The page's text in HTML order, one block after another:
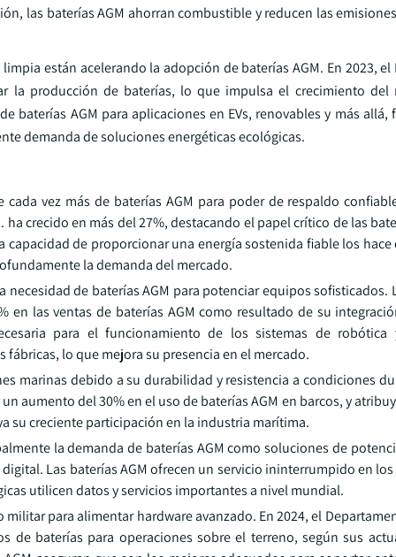
las baterías AGM ahorran combustible y reducen las
están acelerando la adopción de baterías AGM. En 2023,
la producción de baterías, lo que impulsa el crecimiento del
baterías AGM para aplicaciones en EVs, renovables y más
demanda de soluciones energéticas ecológicas.
vez más de baterías AGM para poder de respaldo
crecido en más del 27%, destacando el papel crítico de las
de proporcionar una energía sostenida fiable los hace
la demanda del mercado.
de baterías AGM para potenciar equipos sofisticados.
las ventas de baterías AGM como resultado de su
para el funcionamiento de los sistemas de robótica
lo que mejora su presencia en el mercado.
marinas debido a su durabilidad y resistencia a condiciones
aumento del 30% en el uso de baterías AGM en barcos, y
su creciente participación en la industria marítima.
la demanda de baterías AGM como soluciones de
Las baterías AGM ofrecen un servicio ininterrumpido en
utilicen datos y servicios importantes a nivel mundial.
para alimentar hardware avanzado. En 2024, el
de baterías para operaciones sobre el terreno, según sus